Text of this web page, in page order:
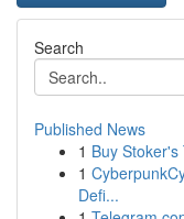
Search
Published News
1 Buy
1
Defi...